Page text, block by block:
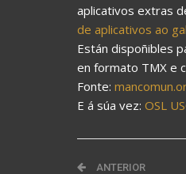
aplicativos extras
de aplicativos ao
Están dispoñibles
en formato TMX e
Fonte:
E á súa vez: OSL
ANTERIOR